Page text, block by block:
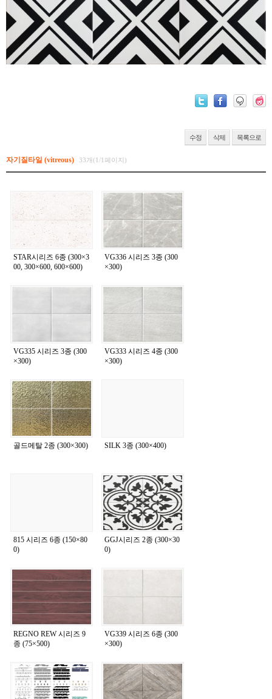
수정 삭제 목록으로
자기질타일 (vitreous) 33개(1/1페이지)
STAR시리즈 6종 (300×3
00, 300×600, 600×600)
VG336 시리즈 3종 (300
×300)
VG335 시리즈 3종 (300
×300)
VG333 시리즈 4종 (300
×300)
골드메탈 2종 (300×300) SILK 3종 (300×400)
815 시리즈 6종 (150×80
0)
GGJ시리즈 2종 (300×30
0)
REGNO REW 시리즈 9
종 (75×500)
VG339 시리즈 6종 (300
×300)